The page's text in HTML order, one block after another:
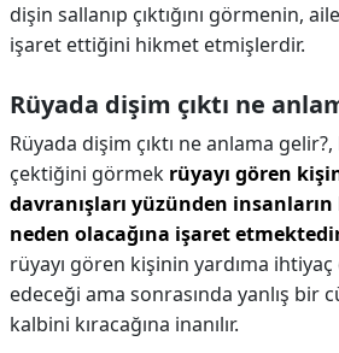
dişin sallanıp çıktığını görmenin,
işaret ettiğini hikmet etmişlerdir.
Rüyada dişim çıktı ne
Rüyada dişim çıktı ne anlama gelir?,
çektiğini görmek rüyayı gören
davranışları yüzünden
neden olacağına işaret
rüyayı gören kişinin yardıma
edeceği ama sonrasında yanlış bir
kalbini kıracağına inanılır.